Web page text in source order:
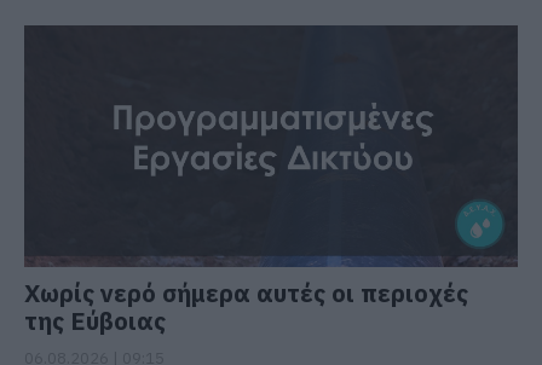
Χωρίς νερό σήμερα αυτές οι περιοχές
της Εύβοιας